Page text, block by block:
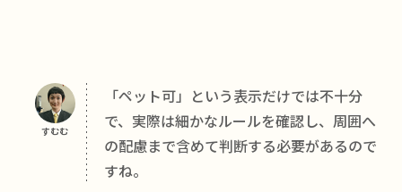
すむむ
「ペット可」という表示だけでは不十分
で、実際は細かなルールを確認し、周囲へ
の配慮まで含めて判断する必要があるので
すね。